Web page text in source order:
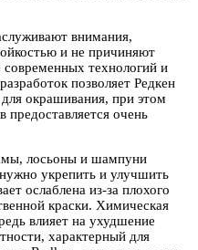
внимания,
и не причиняют
технологий и
позволяет Редкен
окрашивания, при этом
предоставляется очень
лосьоны и шампуни
укрепить и улучшить
ослаблена из-за плохого
краски. Химическая
влияет на ухудшение
характерный для